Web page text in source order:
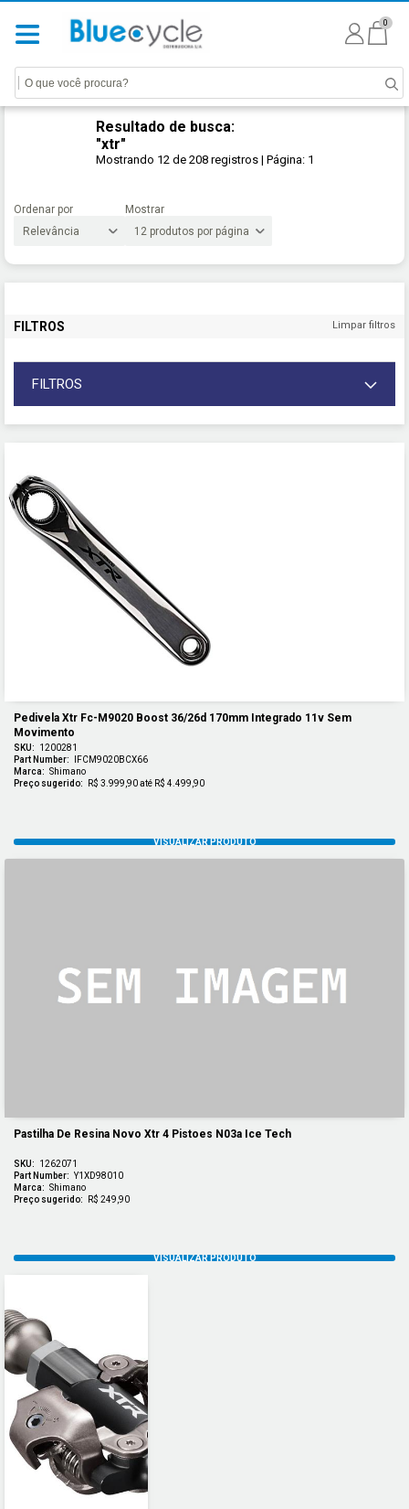
0
Resultado de busca:
"xtr"
Mostrando 12 de 208 registros| Página: 1
Ordenar por Mostrar
FILTROS Limpar filtros
FILTROS
Pedivela Xtr Fc-M9020 Boost 36/26d 170mm Integrado 11v Sem
Movimento
SKU:
1200281
Part Number:
IFCM9020BCX66
Marca: Shimano
Preço sugerido:
R$ 3.999,90 até R$ 4.499,90
Pastilha De Resina Novo Xtr 4 Pistoes N03a Ice Tech
SKU:
1262071
Part Number: Y1XD98010
Marca: Shimano
Preço sugerido:
R$ 249,90